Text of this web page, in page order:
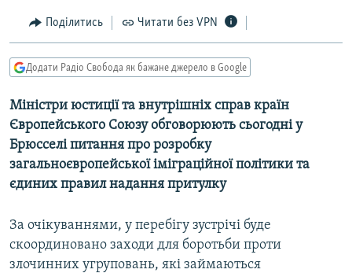
СВІТ
КИТАЙ.ВИКЛИКИ
МУЛЬТИМЕДІА
СПЕЦПРОЄКТИ
ПОДКАСТИ
КРИМ РЕАЛІЇ
КТАТ
Поділитись Читати без VPN
Додати Радіо Свобода як бажане джерело в Google
Міністри юстиції та внутрішніх справ країн
Європейського Союзу обговорюють сьогодні у
Брюсселі питання про розробку
загальноєвропейської іміграційної політики та
єдиних правил надання притулку
За очікуваннями, у перебігу зустрічі буде
скоординовано заходи для боротьби проти
злочинних угруповань, які займаються